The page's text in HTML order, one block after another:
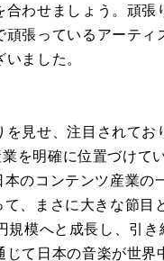
わせましょう。頑
張っているアーティ
ました。
見せ、注目されて
を明確に位置づけて
のコンテンツ産業の
、まさに大きな節目
模へと成長し、引
て日本の音楽が世界